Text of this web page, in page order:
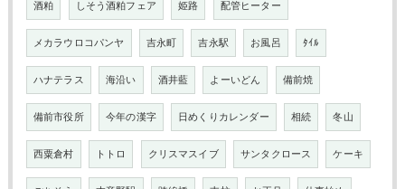
酒粕 しそう酒粕フェア 姫路 配管ヒーター
メカラウロコパンヤ 吉永町 吉永駅 お風呂 ﾀｲﾙ
ハナテラス 海沿い 酒井藍 よーいどん 備前焼
備前市役所 今年の漢字 日めくりカレンダー 相続 冬山
西粟倉村 トトロ クリスマスイブ サンタクロース ケーキ